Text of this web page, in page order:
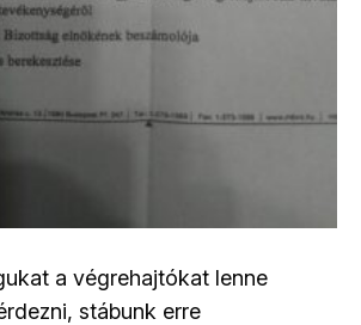
a végrehajtókat lenne
stábunk erre